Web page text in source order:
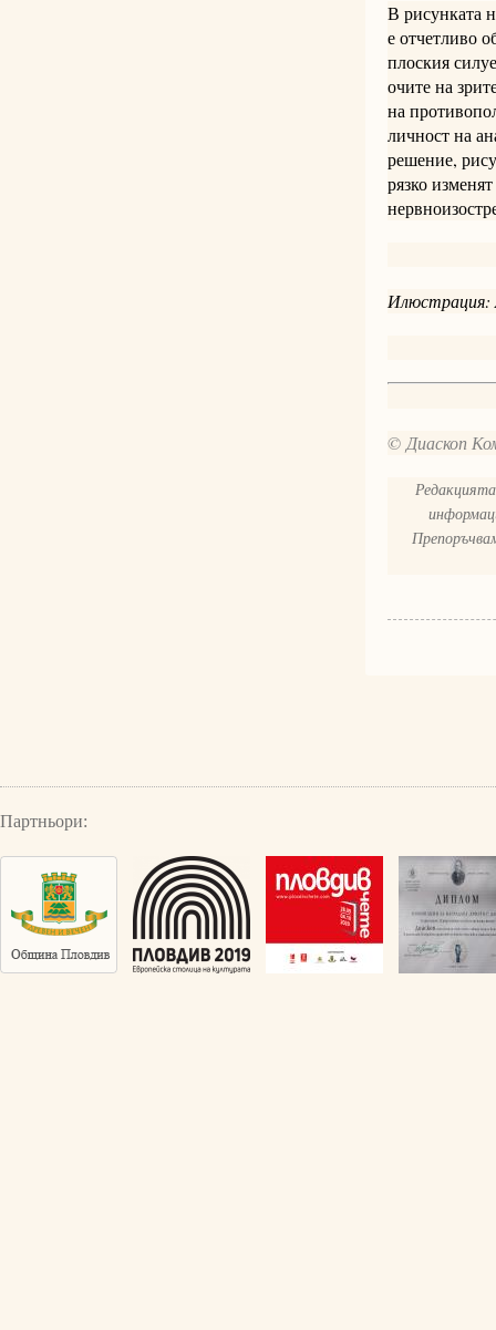
В рисунката
е отчетливо
плоския
очите на
на
личност на
решение,
рязко
Илюстрация:
© Диаскоп
Партньори: